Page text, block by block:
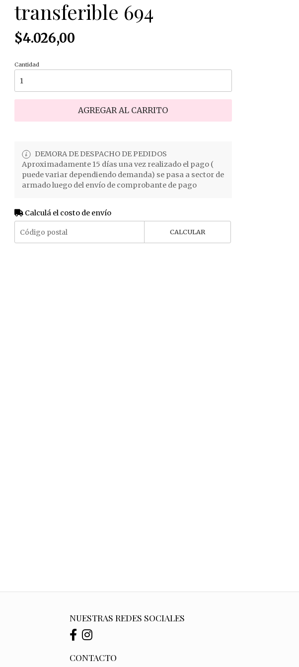
transferible 694
$4.026,00
Cantidad
AGREGAR AL CARRITO
DEMORA DE DESPACHO DE PEDIDOS
Aproximadamente 15 días una vez realizado el pago (
puede variar dependiendo demanda) se pasa a sector de
armado luego del envío de comprobante de pago
Calculá el costo de envío
CALCULAR
NUESTRAS REDES SOCIALES
CONTACTO